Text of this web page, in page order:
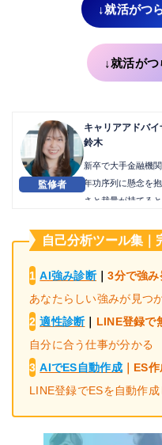
↓就活がつ
↓就活が
キャリアアドバイ
鈴木
新卒で大手金融機
年功序列に懸念を
さと裁量が持てる
０人以上の学生の
自己分析ツール集｜
1 AI強み診断｜3分で強み
あなたらしい強みが見つ
2 適性診断｜ LINE登録で
自分に合う仕事が分かる
3 AIでES自動作成｜ ES
LINE登録でESを自動作